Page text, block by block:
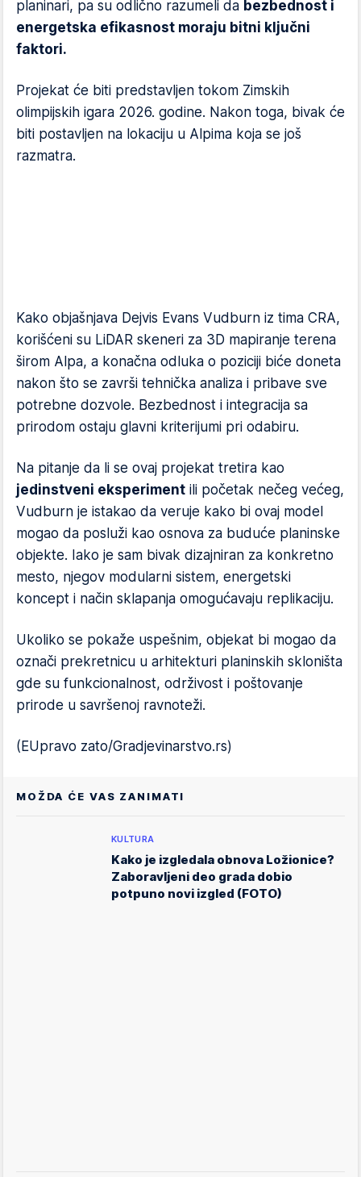
planinari, pa su odlično razumeli da bezbednost i
energetska efikasnost moraju bitni ključni
faktori.
Projekat će biti predstavljen tokom Zimskih
olimpijskih igara 2026. godine. Nakon toga, bivak će
biti postavljen na lokaciju u Alpima koja se još
razmatra.
Kako objašnjava Dejvis Evans Vudburn iz tima CRA,
korišćeni su LiDAR skeneri za 3D mapiranje terena
širom Alpa, a konačna odluka o poziciji biće doneta
nakon što se završi tehnička analiza i pribave sve
potrebne dozvole. Bezbednost i integracija sa
prirodom ostaju glavni kriterijumi pri odabiru.
Na pitanje da li se ovaj projekat tretira kao
jedinstveni eksperiment ili početak nečeg većeg,
Vudburn je istakao da veruje kako bi ovaj model
mogao da posluži kao osnova za buduće planinske
objekte. Iako je sam bivak dizajniran za konkretno
mesto, njegov modularni sistem, energetski
koncept i način sklapanja omogućavaju replikaciju.
Ukoliko se pokaže uspešnim, objekat bi mogao da
označi prekretnicu u arhitekturi planinskih skloništa
gde su funkcionalnost, održivost i poštovanje
prirode u savršenoj ravnoteži.
(EUpravo zato/Gradjevinarstvo.rs)
MOŽDA ĆE VAS ZANIMATI
KULTURA
Kako je izgledala obnova Ložionice?
Zaboravljeni deo grada dobio
potpuno novi izgled (FOTO)